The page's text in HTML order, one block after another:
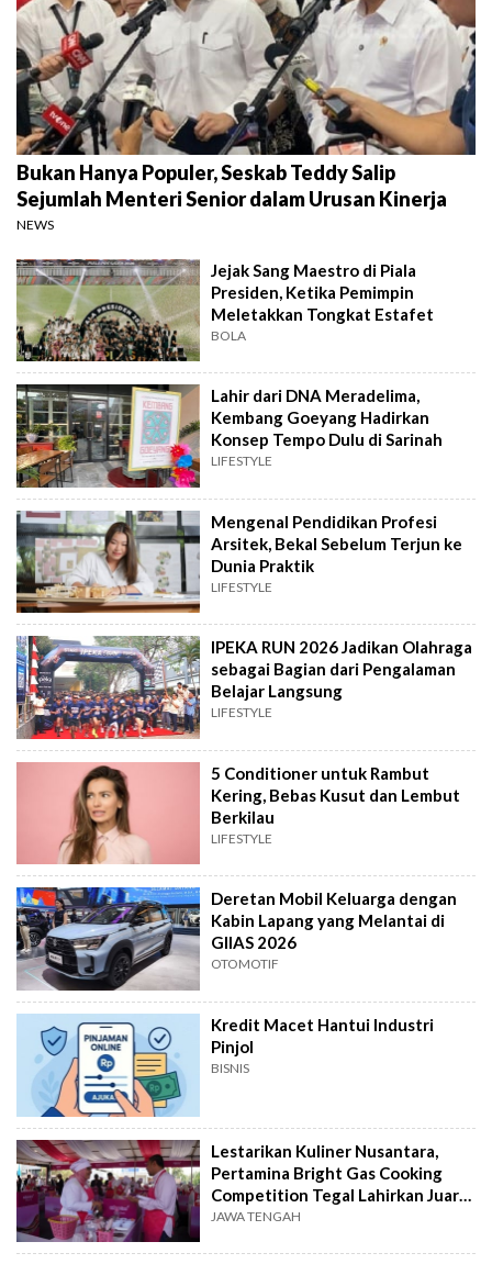
Bukan Hanya Populer, Seskab Teddy Salip
Sejumlah Menteri Senior dalam Urusan Kinerja
NEWS
Jejak Sang Maestro di Piala
Presiden, Ketika Pemimpin
Meletakkan Tongkat Estafet
BOLA
Lahir dari DNA Meradelima,
Kembang Goeyang Hadirkan
Konsep Tempo Dulu di Sarinah
LIFESTYLE
Mengenal Pendidikan Profesi
Arsitek, Bekal Sebelum Terjun ke
Dunia Praktik
LIFESTYLE
IPEKA RUN 2026 Jadikan Olahraga
sebagai Bagian dari Pengalaman
Belajar Langsung
LIFESTYLE
5 Conditioner untuk Rambut
Kering, Bebas Kusut dan Lembut
Berkilau
LIFESTYLE
Deretan Mobil Keluarga dengan
Kabin Lapang yang Melantai di
GIIAS 2026
OTOMOTIF
Kredit Macet Hantui Industri
Pinjol
BISNIS
Lestarikan Kuliner Nusantara,
Pertamina Bright Gas Cooking
Competition Tegal Lahirkan Juara
Baru
JAWA TENGAH